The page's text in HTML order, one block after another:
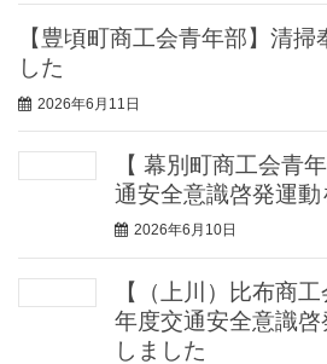
【豊頃町商工会青年部】清
した
2026年6月11日
【 幕別町商工会青
通安全意識啓発運
2026年6月10日
【（上川）比布商
年度交通安全意識
しました